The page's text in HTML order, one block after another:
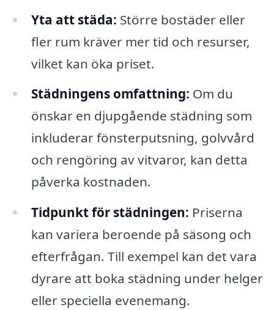
Yta att städa: Större bostäder eller
fler rum kräver mer tid och resurser,
vilket kan öka priset.
Städningens omfattning: Om du
önskar en djupgående städning som
inkluderar fönsterputsning, golvvård
och rengöring av vitvaror, kan detta
påverka kostnaden.
Tidpunkt för städningen: Priserna
kan variera beroende på säsong och
efterfrågan. Till exempel kan det vara
dyrare att boka städning under helger
eller speciella evenemang.